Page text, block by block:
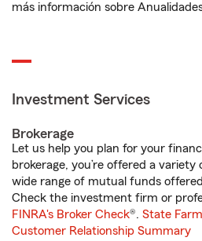
más información sobre
Investment Services
Brokerage
Let us help you plan for your
brokerage, you’re offered a
wide range of mutual funds
Check the investment firm or
FINRA's Broker Check®. State
Customer Relationship Summary